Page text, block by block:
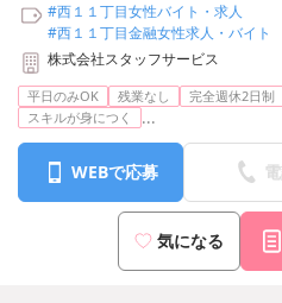
#西１１丁目女性バイト・求人
#西１１丁目金融女性求人・バイト
株式会社スタッフサービス
平日のみOK 残業なし 完全週休2日制
スキルが身につく
...
WEBで応募
気になる